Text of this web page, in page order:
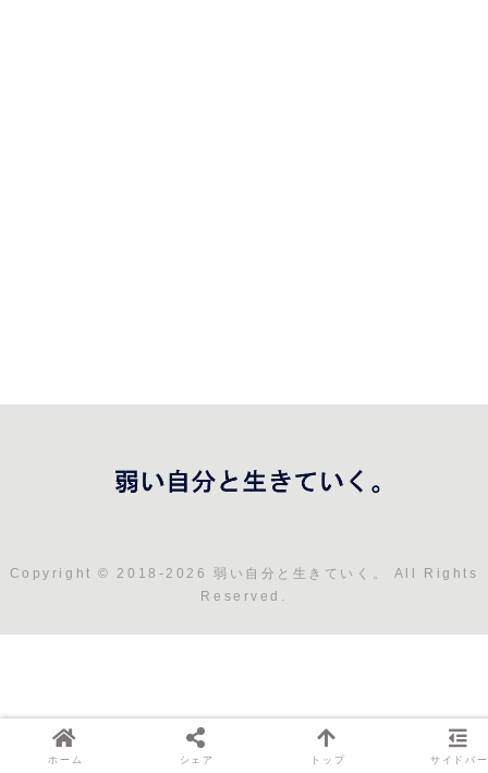
Copyright © 2018-2026 弱い自分と生きていく。 All Rights
Reserved.
ホーム シェア トップ サイドバー